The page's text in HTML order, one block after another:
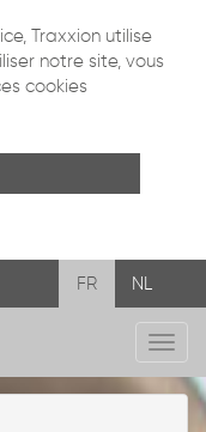
Traxxion utilise
notre site, vous
cookies
FR NL